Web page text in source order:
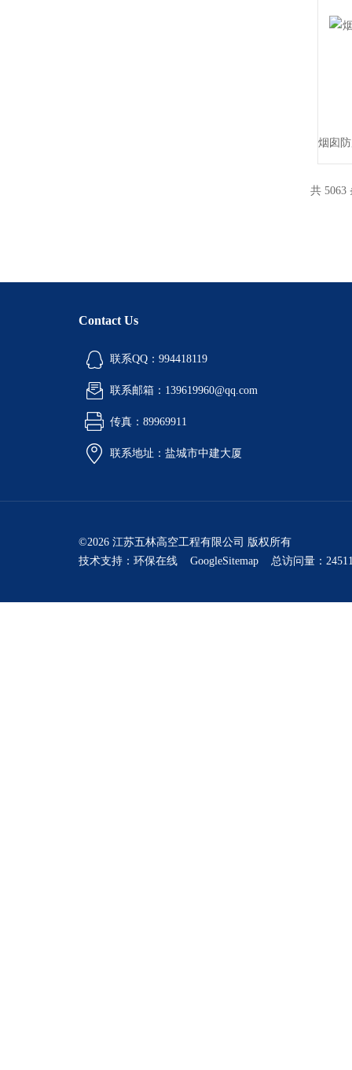
共 5063
Contact Us
联系QQ：994418119
联系邮箱：139619960@qq.com
传真：89969911
联系地址：盐城市中建大厦
©2026 江苏五林高空工程有限公司 版权所有
技术支持： 环保在线 GoogleSitemap 总访问量：